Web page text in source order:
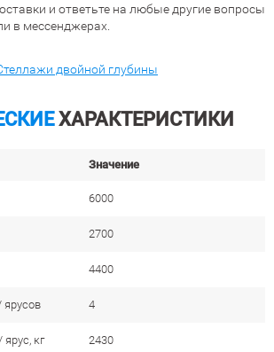
и ответьте на любые другие вопросы
в мессенджерах.
двойной глубины
ХАРАКТЕРИСТИКИ
Значение
6000
2700
4400
ярусов 4
ярус, кг 2430